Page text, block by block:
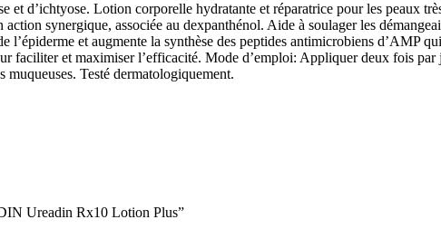
et d’ichtyose. Lotion corporelle hydratante et réparatrice pour les peaux
synergique, associée au dexpanthénol. Aide à soulager les
l’épiderme et augmente la synthèse des peptides antimicrobiens d’AMP
faciliter et maximiser l’efficacité. Mode d’emploi: Appliquer deux fois
Testé dermatologiquement.
Ureadin Rx10 Lotion Plus”